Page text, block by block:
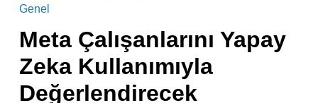
Genel
Meta Çalışanlarını Yapay
Zeka Kullanımıyla
Değerlendirecek